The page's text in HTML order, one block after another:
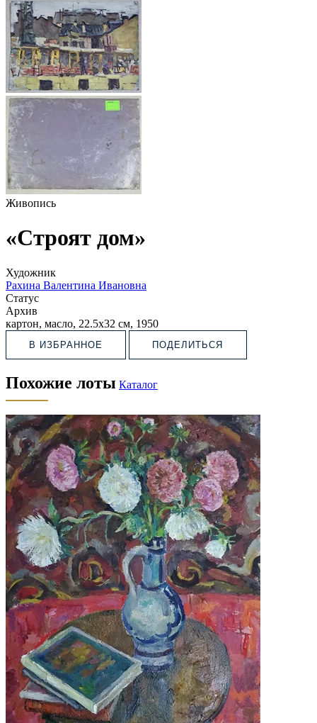
Живопись
«Строят дом»
Художник
Рахина Валентина Ивановна
Статус
Архив
картон, масло, 22.5х32 см, 1950
В ИЗБРАННОЕ ПОДЕЛИТЬСЯ
Похожие лоты Каталог